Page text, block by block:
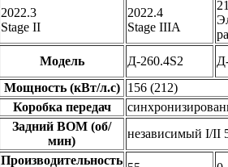
2022.3
Stage II
2022.4
Stage IIIA
Модель Д-260.4S2
Мощность (кВт/л.с) 156 (212)
Коробка передач
Задний BOM (об/
мин)
независимый I/II